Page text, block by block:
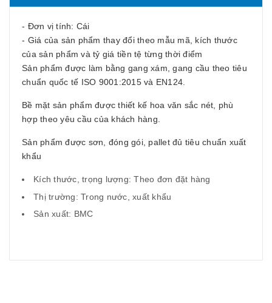
- Đơn vị tính: Cái
- Giá của sản phẩm thay đổi theo mẫu mã, kích thước
của sản phẩm và tỷ giá tiền tệ từng thời điểm
Sản phẩm được làm bằng gang xám, gang cầu theo tiêu
chuẩn quốc tế ISO 9001:2015 và EN124.
Bề mặt sản phẩm được thiết kế hoa văn sắc nét, phù
hợp theo yêu cầu của khách hàng.
Sản phẩm được sơn, đóng gói, pallet đủ tiêu chuẩn xuất
khẩu
Kích thước, trọng lượng: Theo đơn đặt hàng
Thị trường: Trong nước, xuất khẩu
Sản xuất: BMC